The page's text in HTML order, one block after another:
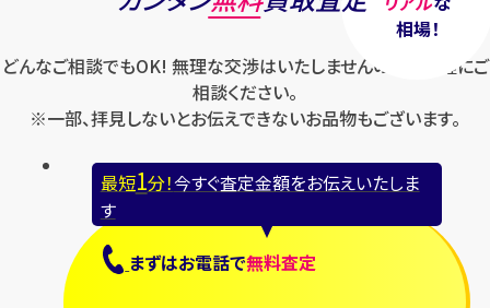
相場！
どんなご相談でもOK! 無理な交渉はいたしませんのでお気軽にご
相談ください。
※一部、拝見しないとお伝えできないお品物もございます。
最短1分！今すぐ査定金額をお伝えいたしま
す
まずはお電話で無料査定